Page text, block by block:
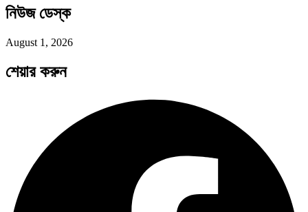
পদ্মা সেতু ও রেল সংযোগ…
অর্থ পাচারের মহাকাব্য: ১০০ ডলারের…
নিউজ ডেস্ক
August 1, 2026
শেয়ার করুন